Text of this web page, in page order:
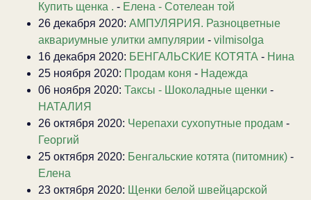
Купить щенка . - Елена - Сотелеан той
26 декабря 2020: АМПУЛЯРИЯ. Разноцветные
аквариумные улитки ампулярии - vilmisolga
16 декабря 2020: БЕНГАЛЬСКИЕ КОТЯТА - Нина
25 ноября 2020: Продам коня - Надежда
06 ноября 2020: Таксы - Шоколадные щенки -
НАТАЛИЯ
26 октября 2020: Черепахи сухопутные продам -
Георгий
25 октября 2020: Бенгальские котята (питомник) -
Елена
23 октября 2020: Щенки белой швейцарской